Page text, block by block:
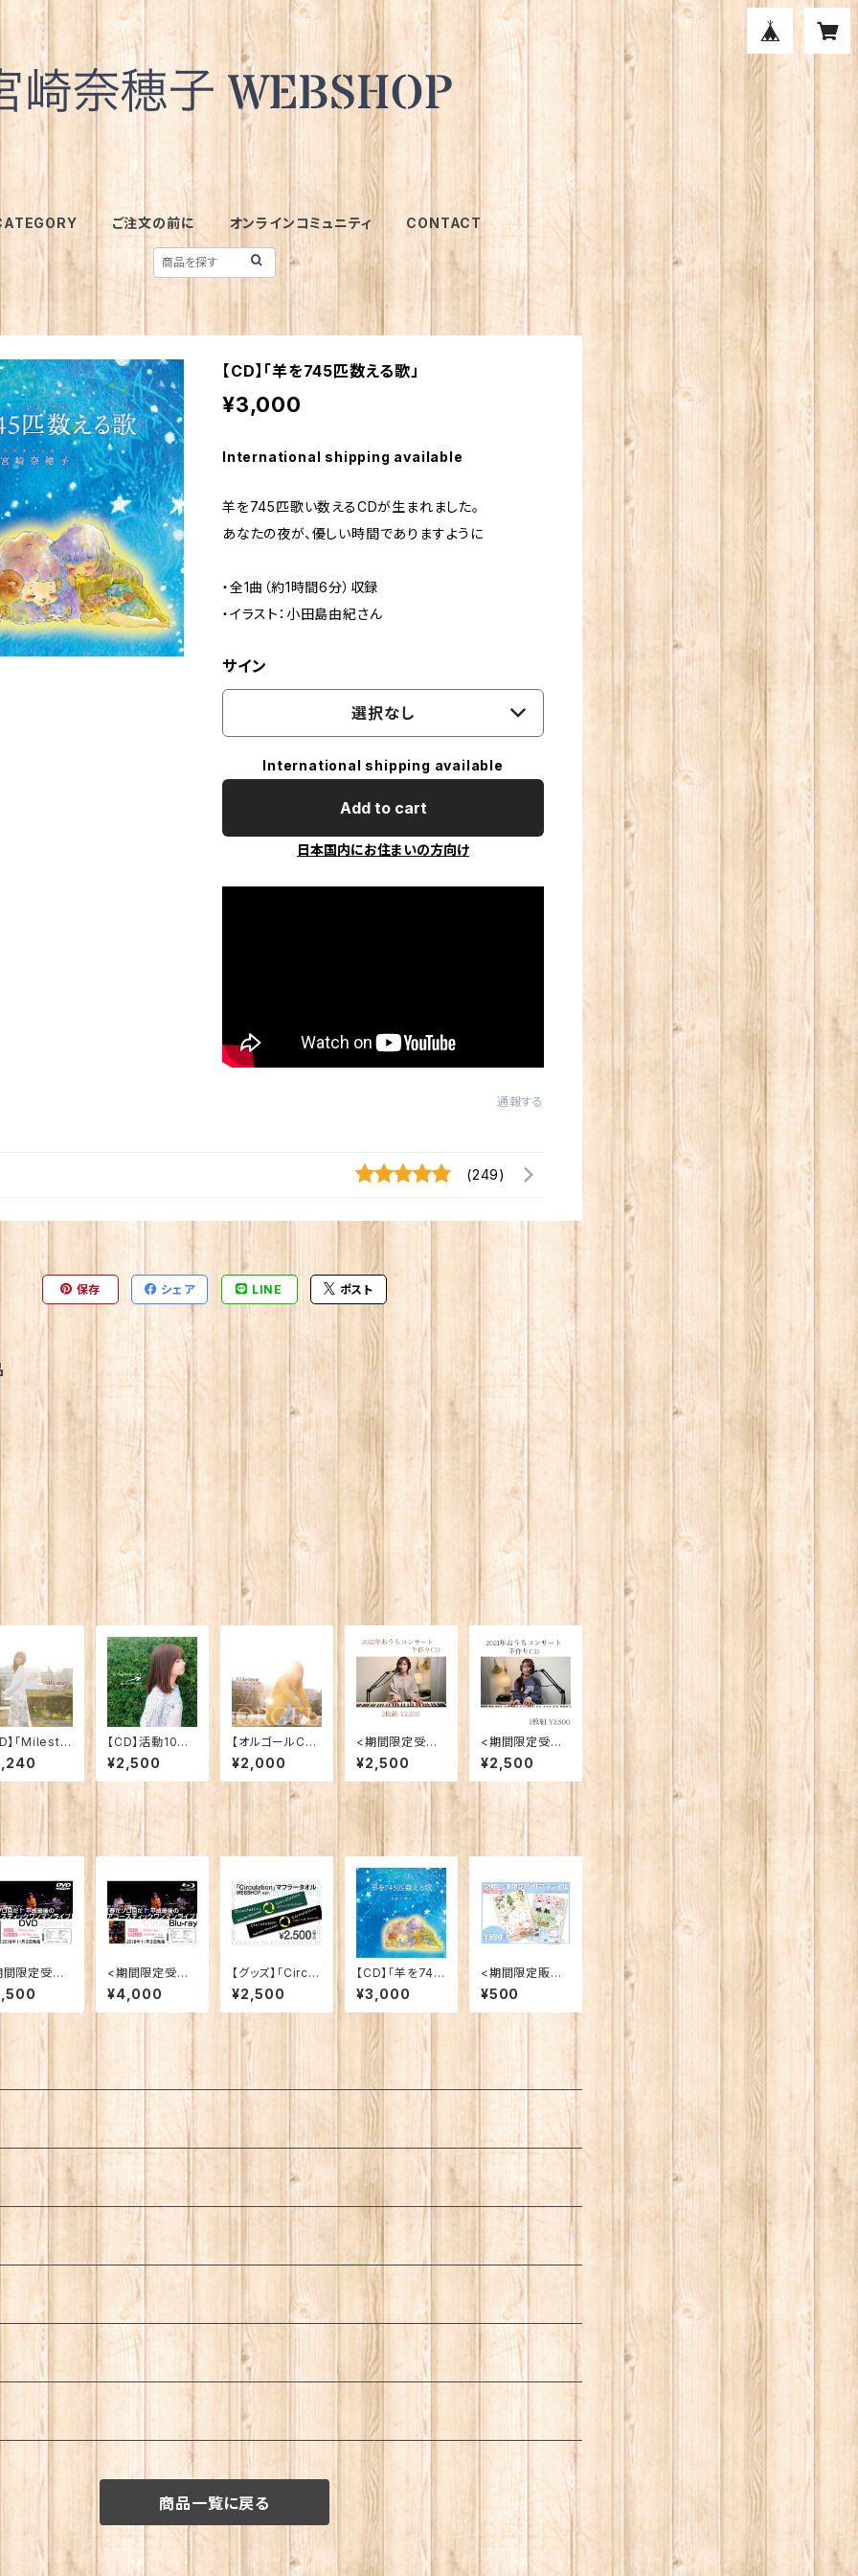
ご注文の前に オンラインコミュニティ CONTACT
【CD】「羊を745匹数える歌」
¥3,000
International shipping available
羊を745匹歌い数えるCDが生まれました。
あなたの夜が、優しい時間でありますように
・全1曲（約1時間6分）収録
・イラスト：小田島由紀さん
サイン
選択なし
International shipping available
Add to cart
日本国内にお住まいの方向け
通報する
(249)
保存 シェア LINE ポスト
】「Milesto
【CD】活動10周
年記念企画アル
バム「To the b
eginning」
¥2,500
【オルゴールCD】
「Milestone -
Orgel Sound
Ver.-」(声なし)
¥2,000
<期間限定受注
販売>【手作りC
D】2022年おう
ちコンサート
¥2,500
<期間限定受注
再販>【手作りC
D】2021年おう
ちコンサート
¥2,500
限定受注
>【ライブD
「春だゾロ
！平成最後
コースティッ
ンマンライ
<期間限定受注
再販>【ライブBl
u-ray】「春だゾ
ロ目だ！平成最
後のアコーステ
ィックワンマンラ
¥4,000
【グッズ】「Circul
ation」マフラー
タオル（WEBSH
OP ver.）
¥2,500
【CD】「羊を745
匹数える歌」
¥3,000
<期間限定販売
>【グッズ】定期
公演限定クリア
ファイル第2弾
¥500
商品一覧に戻る